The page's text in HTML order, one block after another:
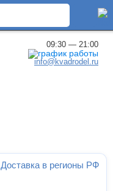
09:30 — 21:00
info@kvadrodel.ru
Доставка в регионы РФ
×